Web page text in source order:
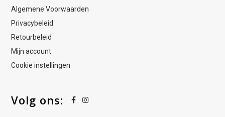
Algemene Voorwaarden
Privacybeleid
Retourbeleid
Mijn account
Cookie instellingen
Volg ons: